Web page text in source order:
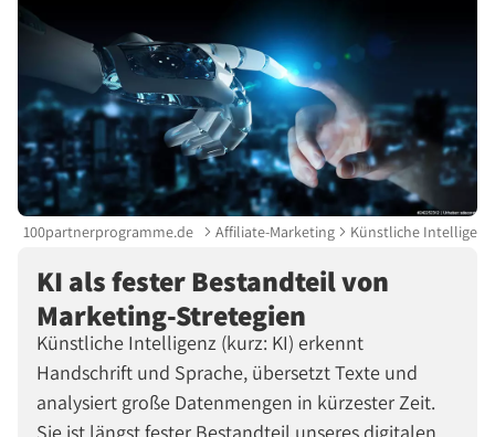
100partnerprogramme.de Affiliate-Marketing Künstliche Intelligenz
KI als fester Bestandteil von
Marketing-Stretegien
Künstliche Intelligenz (kurz: KI) erkennt
Handschrift und Sprache, übersetzt Texte und
analysiert große Datenmengen in kürzester Zeit.